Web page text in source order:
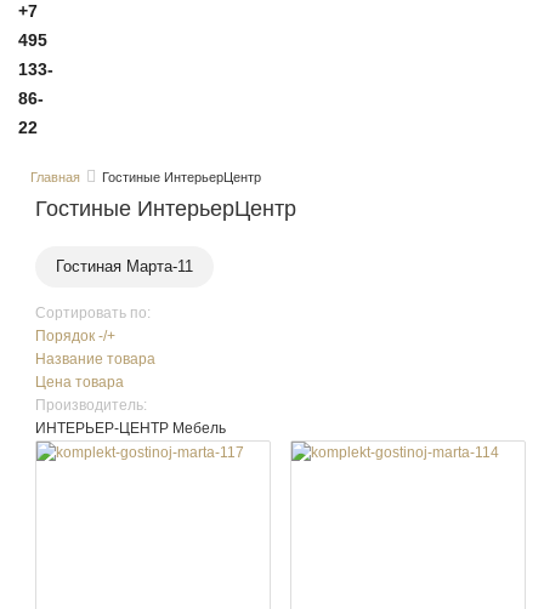
+7
495
133-
86-
22
Главная Гостиные ИнтерьерЦентр
Гостиные ИнтерьерЦентр
Гостиная Марта-11
Сортировать по:
Порядок -/+
Название товара
Цена товара
Производитель:
ИНТЕРЬЕР-ЦЕНТР Мебель